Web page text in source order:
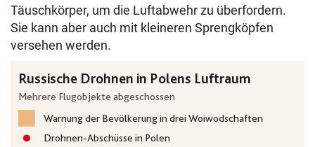
Täuschkörper, um die Luftabwehr zu überfordern.
Sie kann aber auch mit kleineren Sprengköpfen
versehen werden.